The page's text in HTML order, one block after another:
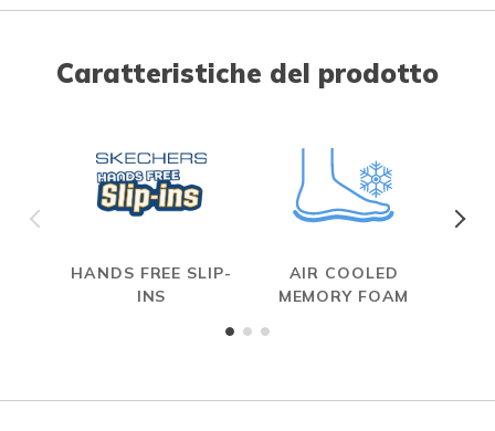
Caratteristiche del prodotto
HANDS FREE SLIP-
INS
AIR COOLED
MEMORY FOAM